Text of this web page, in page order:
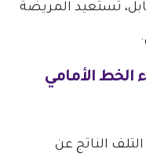
تستعيد المريضة
الخط الأمامي
الناتج عن